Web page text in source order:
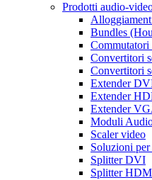
Prodotti audio-
Bundles
Convertitori
Convertitori
Extender
Extender
Extender
Moduli
Scaler video
Soluzioni
Splitter DVI
Splitter